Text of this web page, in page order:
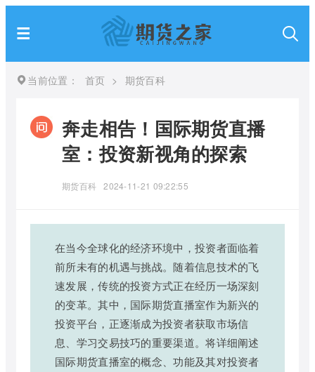
当前位置： 首页 > 期货百科
奔走相告！国际期货直播
室：投资新视角的探索
期货百科 2024-11-21 09:22:55
在当今全球化的经济环境中，投资者面临着
前所未有的机遇与挑战。随着信息技术的飞
速发展，传统的投资方式正在经历一场深刻
的变革。其中，国际期货直播室作为新兴的
投资平台，正逐渐成为投资者获取市场信
息、学习交易技巧的重要渠道。将详细阐述
国际期货直播室的概念、功能及其对投资者